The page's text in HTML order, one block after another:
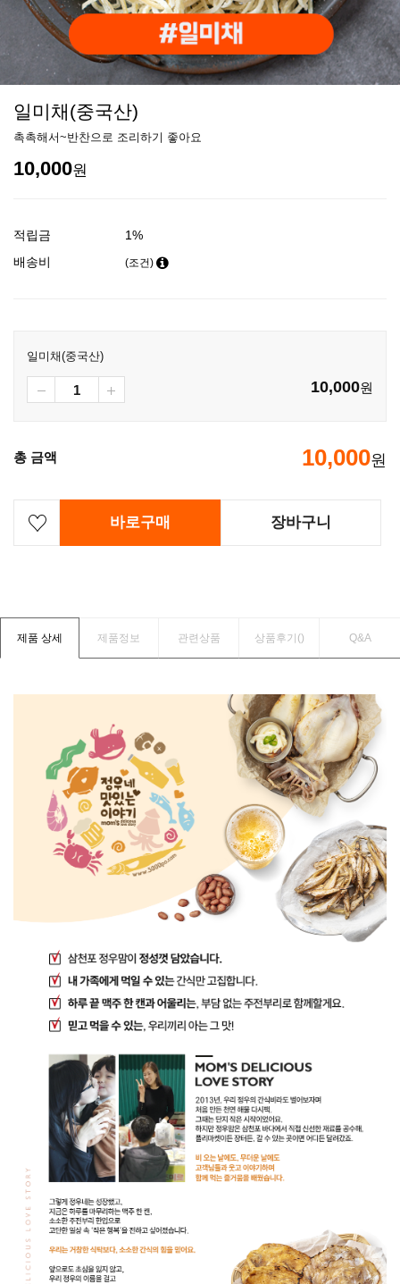
일미채(중국산)
촉촉해서~반찬으로 조리하기 좋아요
10,000원
적립금
1%
배송비
(조건)
일미채(중국산)
10,000원
총 금액 10,000원
바로구매 장바구니
제품 상세 제품정보 관련상품 상품후기() Q&A